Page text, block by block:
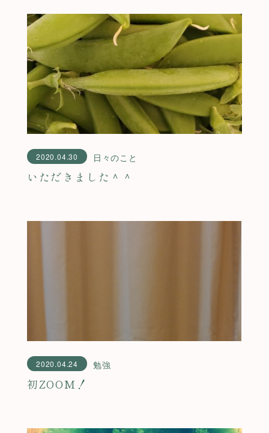
2020.04.30 日々のこと
いただきました＾＾
2020.04.24 勉強
初ZOOM！